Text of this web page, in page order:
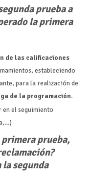
prueba a
la primera
de las calificaciones
estableciendo
para la realización de
de la programación.
el seguimiento
primera prueba,
la segunda